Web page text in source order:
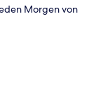
Morgen von